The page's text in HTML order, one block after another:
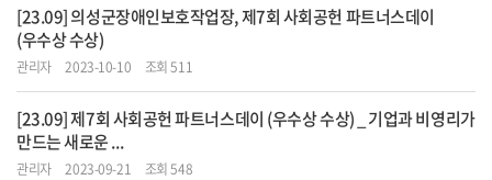
[23.09] 의성군장애인보호작업장, 제7회 사회공헌 파트너스데이
(우수상 수상)
관리자 2023-10-10 조회 511
[23.09] 제7회 사회공헌 파트너스데이 (우수상 수상) _ 기업과 비영리가
만드는 새로운 ...
관리자 2023-09-21 조회 548